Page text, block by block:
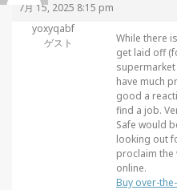
7月 15, 2025 8:15 pm
yoxyqabf
ゲスト
While there
get laid off
have much
good a
find a job.
Safe would
looking out
proclaim the
online.
Buy over-